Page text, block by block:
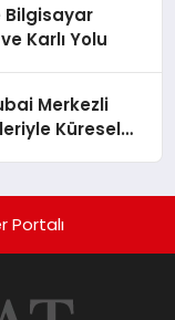
Bilgisayar
Karlı Yolu
Merkezli
Küresel
Portalı